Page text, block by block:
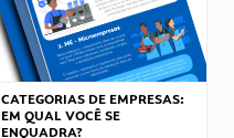
CATEGORIAS DE EMPRESAS:
EM QUAL VOCÊ SE
ENQUADRA?